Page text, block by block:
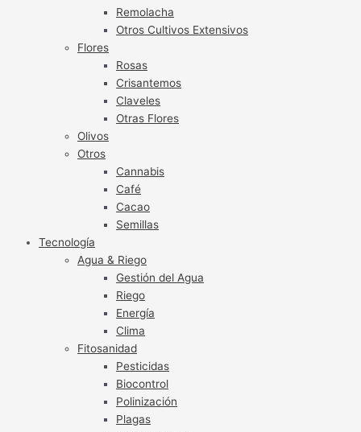
Remolacha
Otros Cultivos Extensivos
Flores
Rosas
Crisantemos
Claveles
Otras Flores
Olivos
Otros
Cannabis
Café
Cacao
Semillas
Tecnología
Agua & Riego
Gestión del Agua
Riego
Energía
Clima
Fitosanidad
Pesticidas
Biocontrol
Polinización
Plagas